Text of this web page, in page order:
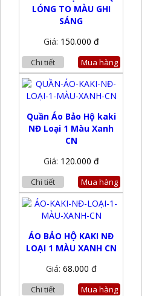
LÓNG TO MÀU GHI
SÁNG
Giá: 150.000 đ
Chi tiết Mua hàng
Quần Áo Bảo Hộ kaki
NĐ Loại 1 Màu Xanh
CN
Giá: 120.000 đ
Chi tiết Mua hàng
ÁO BẢO HỘ KAKI NĐ
LOẠI 1 MÀU XANH CN
Giá: 68.000 đ
Chi tiết Mua hàng